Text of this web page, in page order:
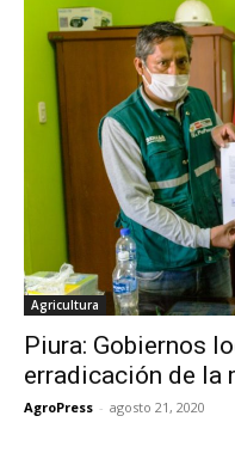
Agricultura
Piura: Gobiernos
erradicación de la
AgroPress - agosto 21, 2020